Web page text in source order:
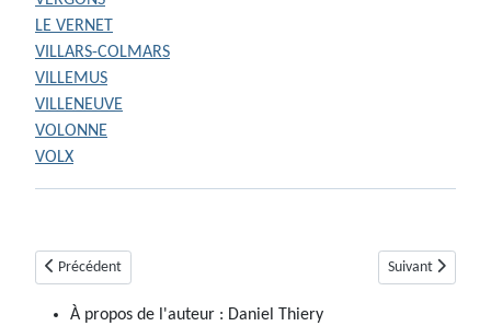
LE VERNET
VILLARS-COLMARS
VILLEMUS
VILLENEUVE
VOLONNE
VOLX
Article précédent : Aux origines des églises et chapelles rurales des
Précédent Article suivant :
Suivant
À propos de l'auteur : Daniel Thiery